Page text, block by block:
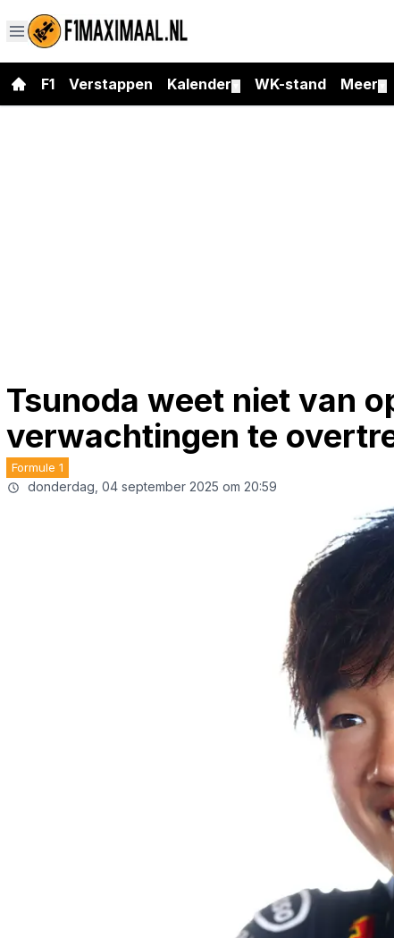
F1 Verstappen Kalender WK-stand Meer
Tsunoda weet niet van
verwachtingen te
Formule 1
donderdag, 04 september 2025 om 20:59